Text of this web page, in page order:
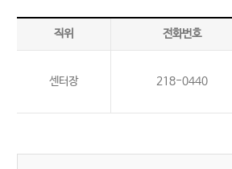
직위 전화번호
센터장 218-0440